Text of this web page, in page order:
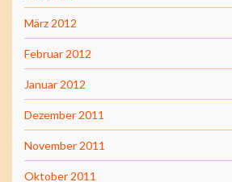
März 2012
Februar 2012
Januar 2012
Dezember 2011
November 2011
Oktober 2011